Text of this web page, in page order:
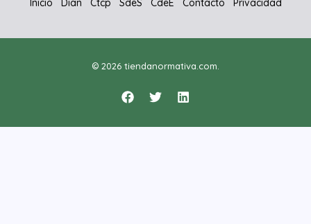
Inicio Dian Ctcp SdeS CdeE Contacto Privacidad
© 2026 tiendanormativa.com.